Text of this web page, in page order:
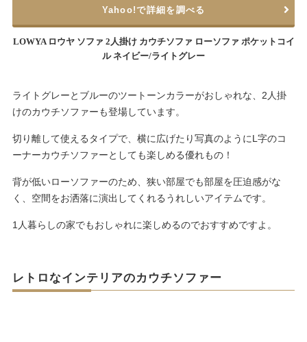
LOWYA ロウヤ ソファ 2人掛け カウチソファ ローソファ ポケットコイ
ル ネイビー/ライトグレー
Yahoo!で詳細を調べる
ライトグレーとブルーのツートーンカラーがおしゃれな、2人掛
けのカウチソファーも登場しています。
切り離して使えるタイプで、横に広げたり写真のようにL字のコ
ーナーカウチソファーとしても楽しめる優れもの！
背が低いローソファーのため、狭い部屋でも部屋を圧迫感がな
く、空間をお洒落に演出してくれるうれしいアイテムです。
1人暮らしの家でもおしゃれに楽しめるのでおすすめですよ。
レトロなインテリアのカウチソファー